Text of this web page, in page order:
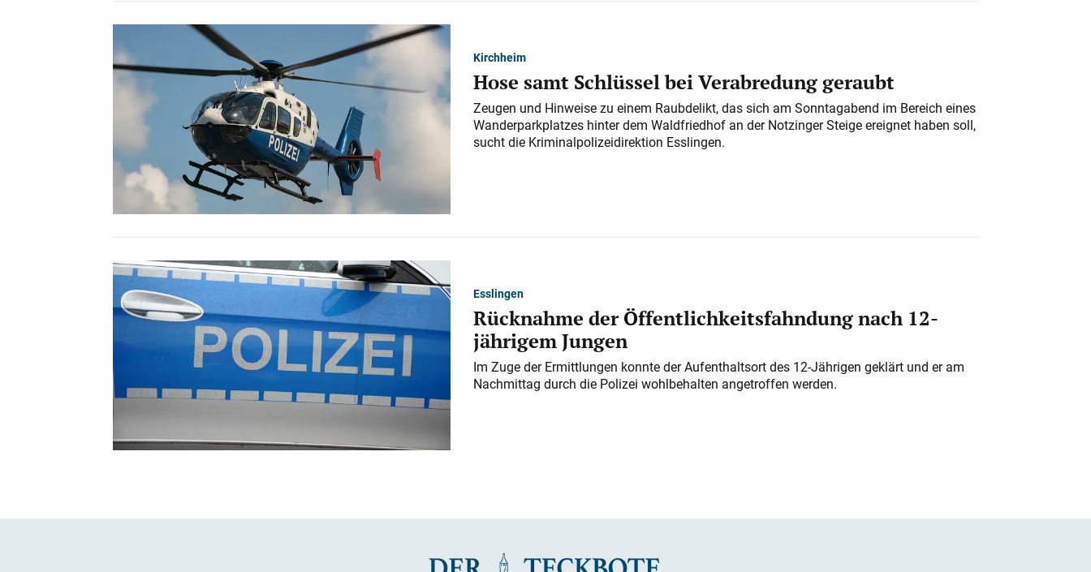
Kirchheim
Hose samt Schlüssel bei Verabredung geraubt
Zeugen und Hinweise zu einem Raubdelikt, das sich am Sonntagabend im Bereich eines
Wanderparkplatzes hinter dem Waldfriedhof an der Notzinger Steige ereignet haben soll,
sucht die Kriminalpolizeidirektion Esslingen.
Esslingen
Rücknahme der Öffentlichkeitsfahndung nach 12-
jährigem Jungen
Im Zuge der Ermittlungen konnte der Aufenthaltsort des 12-Jährigen geklärt und er am
Nachmittag durch die Polizei wohlbehalten angetroffen werden.